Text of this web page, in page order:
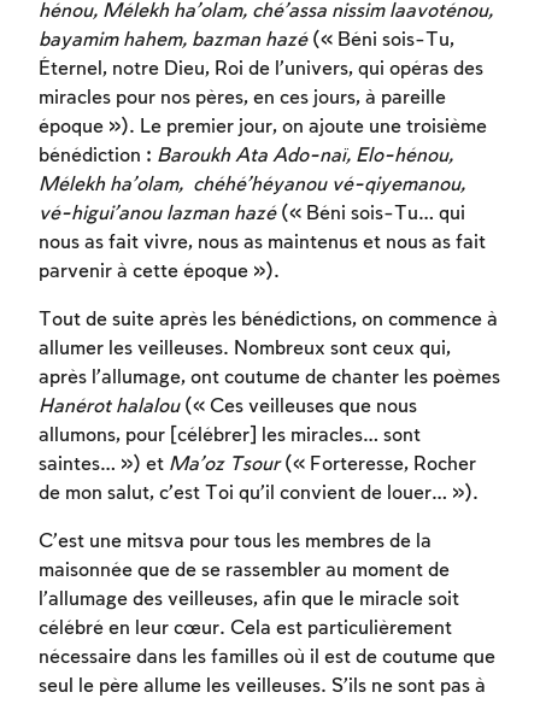
hénou, Mélekh ha’olam, ché’assa nissim laavoténou,
bayamim hahem, bazman hazé(« Béni sois-Tu,
Éternel, notre Dieu, Roi de l’univers, qui opéras des
miracles pour nos pères, en ces jours, à pareille
époque »). Le premier jour, on ajoute une troisième
bénédiction : Baroukh Ata Ado-naï, Elo-hénou,
Mélekh ha’olam, chéhé’héyanou vé-qiyemanou,
vé-higui’anou lazman hazé (« Béni sois-Tu… qui
nous as fait vivre, nous as maintenus et nous as fait
parvenir à cette époque »).
Tout de suite après les bénédictions, on commence à
allumer les veilleuses. Nombreux sont ceux qui,
après l’allumage, ont coutume de chanter les poèmes
Hanérot halalou(« Ces veilleuses que nous
allumons, pour [célébrer] les miracles… sont
saintes… ») et Ma’oz Tsour(« Forteresse, Rocher
de mon salut, c’est Toi qu’il convient de louer… »).
C’est une mitsva pour tous les membres de la
maisonnée que de se rassembler au moment de
l’allumage des veilleuses, afin que le miracle soit
célébré en leur cœur. Cela est particulièrement
nécessaire dans les familles où il est de coutume que
seul le père allume les veilleuses. S’ils ne sont pas à